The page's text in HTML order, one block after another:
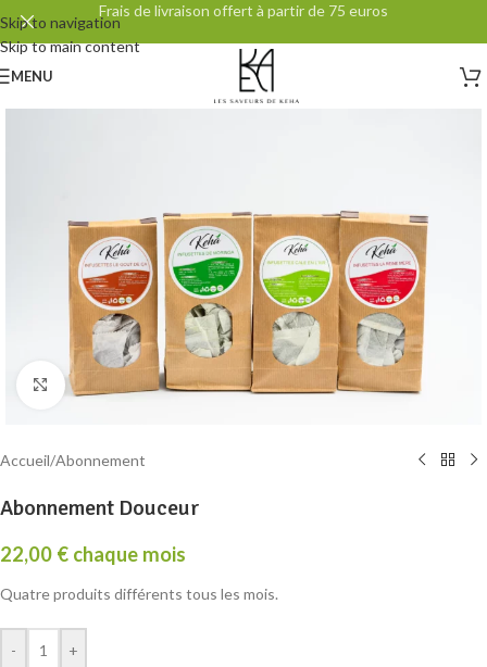
Skip to navigation
Skip to main content
Frais de livraison offert à partir de 75 euros
MENU
Agrandir
Accueil/Abonnement
Abonnement Douceur
22,00 € chaque mois
Quatre produits différents tous les mois.
- +